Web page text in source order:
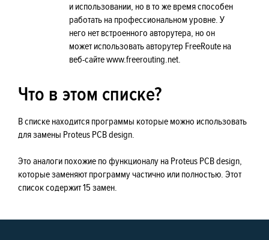
и использовании, но в то же время способен
работать на профессиональном уровне. У
него нет встроенного авторутера, но он
может использовать авторутер FreeRoute на
веб-сайте www.freerouting.net.
Что в этом списке?
В списке находится программы которые можно использовать
для замены Proteus PCB design.
Это аналоги похожие по функционалу на Proteus PCB design,
которые заменяют программу частично или полностью. Этот
список содержит 15 замен.